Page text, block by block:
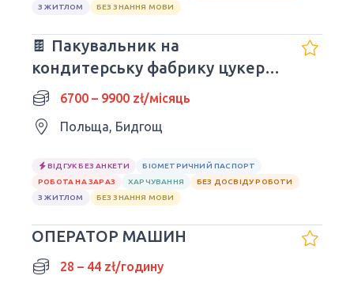
З ЖИТЛОМ
БЕЗ ЗНАННЯ МОВИ
🍫 Пакувальник на
кондитерську фабрику цукерок
TWIX6700 – 9900 zł/місяць
Польща, Бидгощ
ВІДГУК БЕЗ АНКЕТИ
БІОМЕТРИЧНИЙ ПАСПОРТ
РОБОТА НА ЗАРАЗ
ХАРЧУВАННЯ
БЕЗ ДОСВІДУ РОБОТИ
З ЖИТЛОМ
БЕЗ ЗНАННЯ МОВИ
ОПЕРАТОР МАШИН
28 – 44 zł/годину